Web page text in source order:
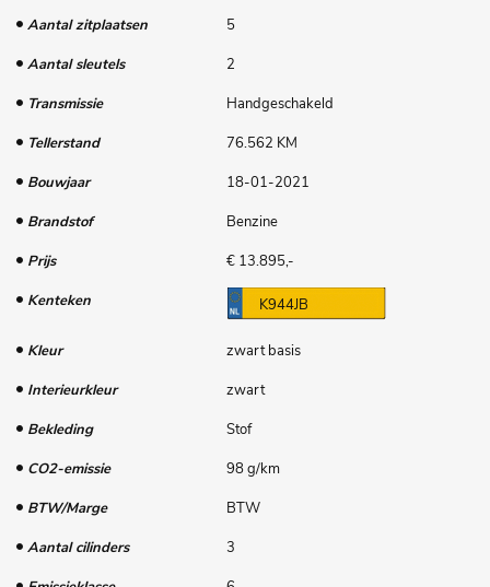
Aantal zitplaatsen
5
Aantal sleutels
2
Transmissie
Handgeschakeld
Tellerstand
76.562 KM
Bouwjaar
18-01-2021
Brandstof
Benzine
Prijs
€ 13.895,-
Kenteken
K944JB
Kleur
zwart basis
Interieurkleur
zwart
Bekleding
Stof
CO2-emissie
98 g/km
BTW/Marge
BTW
Aantal cilinders
3